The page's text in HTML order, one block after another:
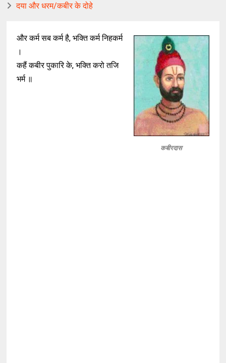
दया और धरम/कबीर के दोहे
कबीरदास
और कर्म सब कर्म है, भक्ति कर्म निहकर्म
।
कहैं कबीर पुकारि के, भक्ति करो तजि
भर्म ॥